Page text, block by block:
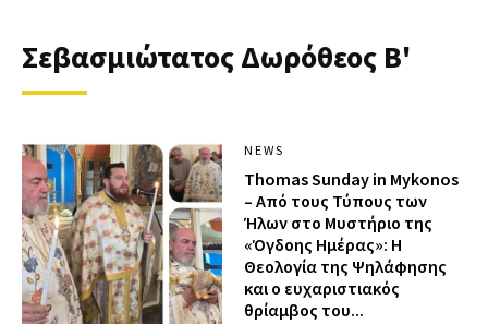
Σεβασμιώτατος Δωρόθεος Β'
NEWS
Thomas Sunday in Mykonos
– Από τους Τύπους των
Ήλων στο Μυστήριο της
«Όγδοης Ημέρας»: Η
Θεολογία της Ψηλάφησης
και ο ευχαριστιακός
θρίαμβος του...